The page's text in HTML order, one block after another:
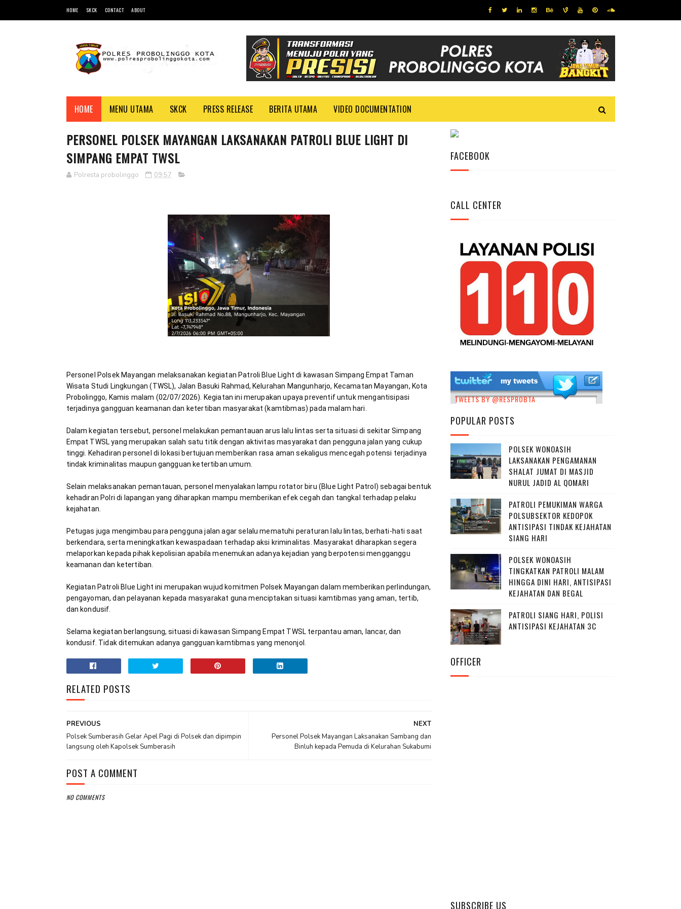
HOME SKCK CONTACT ABOUT
HOME MENU UTAMA SKCK PRESS RELEASE BERITA UTAMA VIDEO DOCUMENTATION
PERSONEL POLSEK MAYANGAN LAKSANAKAN PATROLI BLUE LIGHT DI
SIMPANG EMPAT TWSL
Polresta probolinggo 09:57
Personel Polsek Mayangan melaksanakan kegiatan Patroli Blue Light di kawasan Simpang Empat Taman
Wisata Studi Lingkungan (TWSL), Jalan Basuki Rahmad, Kelurahan Mangunharjo, Kecamatan Mayangan, Kota
Probolinggo, Kamis malam (02/07/2026). Kegiatan ini merupakan upaya preventif untuk mengantisipasi
Dalam kegiatan tersebut, personel melakukan pemantauan arus lalu lintas serta situasi di sekitar Simpang
Empat TWSL yang merupakan salah satu titik dengan aktivitas masyarakat dan pengguna jalan yang cukup
tinggi. Kehadiran personel di lokasi bertujuan memberikan rasa aman sekaligus mencegah potensi terjadinya
Selain melaksanakan pemantauan, personel menyalakan lampu rotator biru (Blue Light Patrol) sebagai bentuk
kehadiran Polri di lapangan yang diharapkan mampu memberikan efek cegah dan tangkal terhadap pelaku
Petugas juga mengimbau para pengguna jalan agar selalu mematuhi peraturan lalu lintas, berhati-hati saat
berkendara, serta meningkatkan kewaspadaan terhadap aksi kriminalitas. Masyarakat diharapkan segera
melaporkan kepada pihak kepolisian apabila menemukan adanya kejadian yang berpotensi mengganggu
Kegiatan Patroli Blue Light ini merupakan wujud komitmen Polsek Mayangan dalam memberikan perlindungan,
pengayoman, dan pelayanan kepada masyarakat guna menciptakan situasi kamtibmas yang aman, tertib,
Selama kegiatan berlangsung, situasi di kawasan Simpang Empat TWSL terpantau aman, lancar, dan
kondusif. Tidak ditemukan adanya gangguan kamtibmas yang menonjol.
RELATED POSTS
NEXT
Personel Polsek Mayangan Laksanakan Sambang dan
Binluh kepada Pemuda di Kelurahan Sukabumi
PREVIOUS
Polsek Sumberasih Gelar Apel Pagi di Polsek dan dipimpin
langsung oleh Kapolsek Sumberasih
POST A COMMENT
NO COMMENTS
FACEBOOK
CALL CENTER
TWEETS BY @RESPROBTA
POPULAR POSTS
POLSEK WONOASIH
LAKSANAKAN PENGAMANAN
SHALAT JUMAT DI MASJID
NURUL JADID AL QOMARI
PATROLI PEMUKIMAN WARGA
POLSUBSEKTOR KEDOPOK
ANTISIPASI TINDAK KEJAHATAN
SIANG HARI
POLSEK WONOASIH
TINGKATKAN PATROLI MALAM
HINGGA DINI HARI, ANTISIPASI
KEJAHATAN DAN BEGAL
PATROLI SIANG HARI, POLISI
ANTISIPASI KEJAHATAN 3C
OFFICER
SUBSCRIBE US